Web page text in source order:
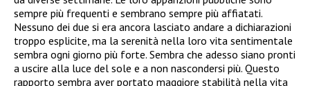
sempre più frequenti e sembrano sempre più affiatati.
Nessuno dei due si era ancora lasciato andare a dichiarazioni
troppo esplicite, ma la serenità nella loro vita sentimentale
sembra ogni giorno più forte. Sembra che adesso siano pronti
a uscire alla luce del sole e a non nascondersi più. Questo
rapporto sembra aver portato maggiore stabilità nella vita